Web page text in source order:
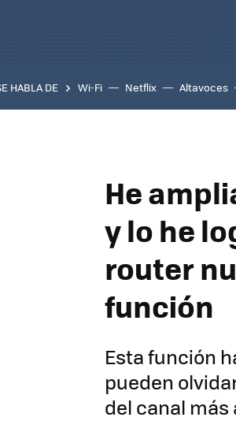
HABLA DE Wi-Fi Netflix Altavoces
He
y lo he
router
función
Esta función
pueden
del canal